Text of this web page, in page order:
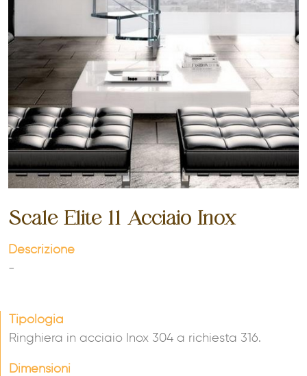
Scale Elite 11 Acciaio Inox
Descrizione
-
Tipologia
Ringhiera in acciaio Inox 304 a richiesta 316.
Dimensioni